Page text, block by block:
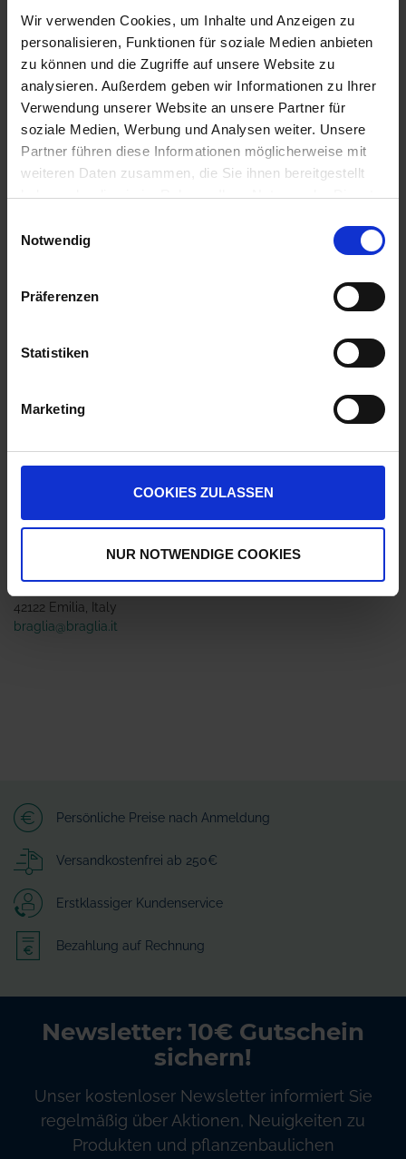
Wir verwenden Cookies, um Inhalte und Anzeigen zu
personalisieren, Funktionen für soziale Medien anbieten
zu können und die Zugriffe auf unsere Website zu
analysieren. Außerdem geben wir Informationen zu Ihrer
Verwendung unserer Website an unsere Partner für
soziale Medien, Werbung und Analysen weiter. Unsere
Partner führen diese Informationen möglicherweise mit
weiteren Daten zusammen, die Sie ihnen bereitgestellt
haben oder die sie im Rahmen Ihrer Nutzung der Dienste
Notwendig
Präferenzen
Statistiken
Marketing
COOKIES ZULASSEN
NUR NOTWENDIGE COOKIES
IN DEN
WARENKORB
IN DEN
WARENKORB
Anmelden für Ihren persönlichen Preis
15,80 € / St
18,80 €
inkl. 19% MwSt.
ab Mittwoch, 12. August 2026
Menge
QTY_CONTROL_DECREASE
Herstellerinformationen (GPSR)
42122 Emilia, Italy
braglia@braglia.it
Persönliche Preise nach Anmeldung
Versandkostenfrei ab 250€
Erstklassiger Kundenservice
Bezahlung auf Rechnung
Newsletter: 10€ Gutschein
sichern!
Unser kostenloser Newsletter informiert Sie
regelmäßig über Aktionen, Neuigkeiten zu
Produkten und pflanzenbaulichen